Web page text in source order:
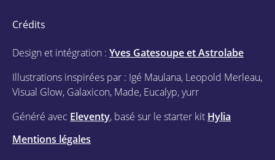
Crédits
Design et intégration : Yves Gatesoupe et Astrolabe
Illustrations inspirées par : Igé Maulana, Leopold Merleau,
Visual Glow, Galaxicon, Made, Eucalyp, yurr
Généré avec Eleventy, basé sur le starter kit Hylia
Mentions légales